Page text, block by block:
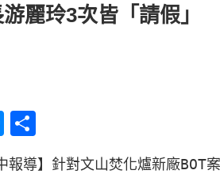
麗玲3次皆「請假」
Messenger
享
報導】針對文山焚化爐新廠